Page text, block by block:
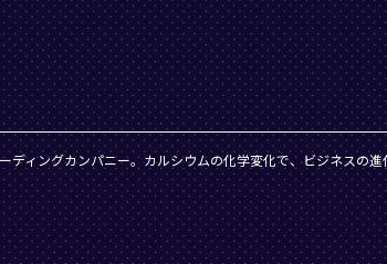
ディングカンパニー。カルシウムの化学変化で、ビジネスの進